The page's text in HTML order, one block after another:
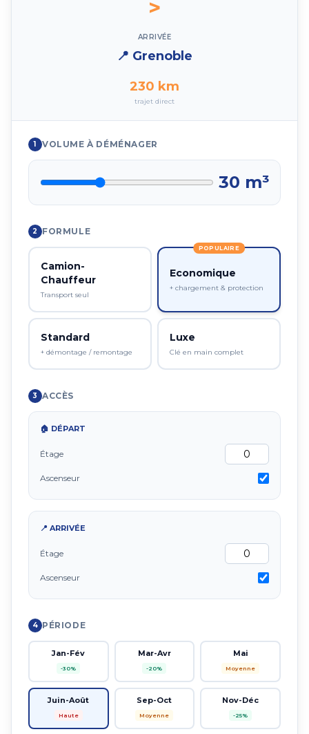
>
ARRIVÉE
📍 Grenoble
230 km
trajet direct
1 VOLUME À DÉMÉNAGER
30 m³
2 FORMULE
Camion-
Chauffeur
Transport seul
POPULAIRE
Economique
+ chargement & protection
Standard
+ démontage / remontage
Luxe
Clé en main complet
3 ACCÈS
🏠 DÉPART
Étage
Ascenseur
📍 ARRIVÉE
Étage
Ascenseur
4 PÉRIODE
Jan-Fév
-30%
Mar-Avr
-20%
Mai
Moyenne
Juin-Août
Haute
Sep-Oct
Moyenne
Nov-Déc
-25%